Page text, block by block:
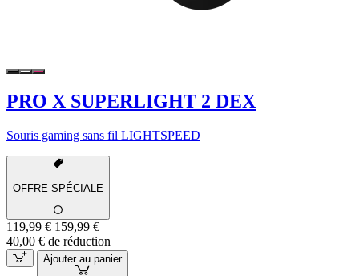
PRO X SUPERLIGHT 2 DEX
Souris gaming sans fil LIGHTSPEED
OFFRE SPÉCIALE
119,99 € 159,99 €
40,00 € de réduction
Ajouter au panier